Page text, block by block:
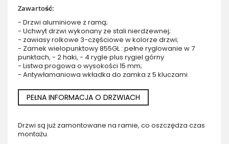
Zawartość:
- Drzwi aluminiowe z ramą;
- Uchwyt drzwi wykonany ze stali nierdzewnej;
- zawiasy rolkowe 3-częściowe w kolorze drzwi;
- Zamek wielopunktowy 855GL : pełne ryglowanie w 7
punktach, - 2 haki, - 4 rygle plus rygiel górny
- Listwa progowa o wysokości 15 mm;
- Antywłamaniowa wkładka do zamka z 5 kluczami
PEŁNA INFORMACJA O DRZWIACH
Drzwi są już zamontowane na ramie, co oszczędza czas
montażu.